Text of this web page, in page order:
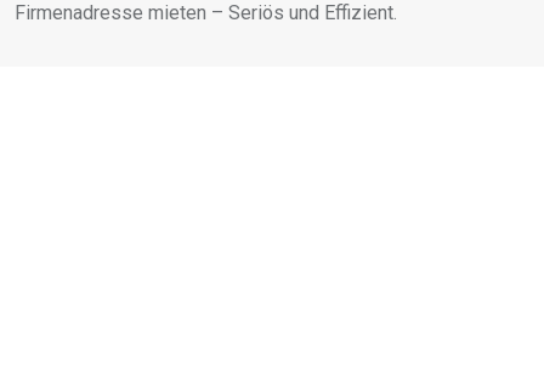
Firmenadresse mieten – Seriös und Effizient.